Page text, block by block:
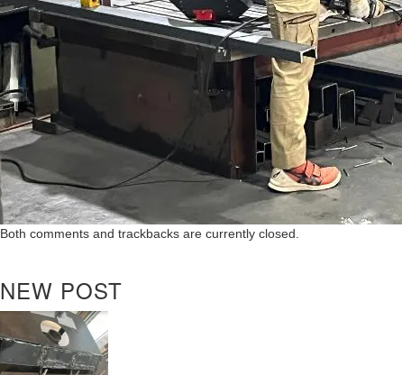
Both comments and trackbacks are currently closed.
NEW POST